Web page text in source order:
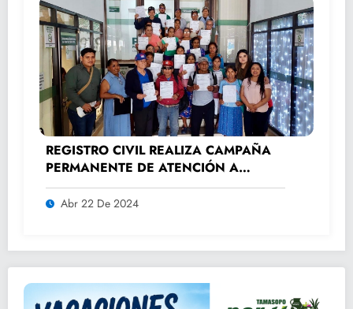
REGISTRO CIVIL REALIZA CAMPAÑA
PERMANENTE DE ATENCIÓN A
ADULTOS MAYORES.
Abr 22 De 2024